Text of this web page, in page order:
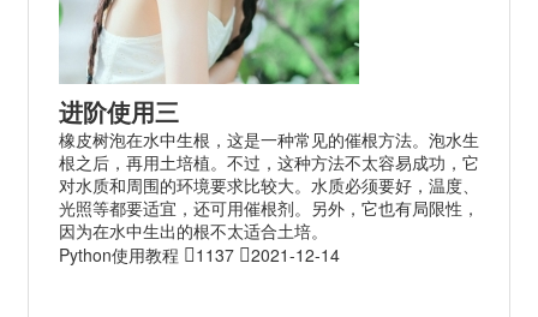
进阶使用三
橡皮树泡在水中生根，这是一种常见的催根方法。泡水生
根之后，再用土培植。不过，这种方法不太容易成功，它
对水质和周围的环境要求比较大。水质必须要好，温度、
光照等都要适宜，还可用催根剂。另外，它也有局限性，
因为在水中生出的根不太适合土培。
Python使用教程
1137 2021-12-14